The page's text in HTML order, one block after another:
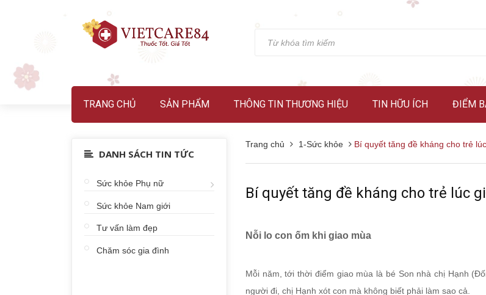
TRANG CHỦ SẢN PHẨM THÔNG TIN THƯƠNG HIỆU TIN HỮU ÍCH ĐIỂM
Trang chủ 1-Sức khỏe Bí quyết tăng đề kháng cho trẻ
Bí quyết tăng đề kháng cho trẻ lúc
Nỗi lo con ốm khi giao mùa
Mỗi năm, tới thời điểm giao mùa là bé Son nhà chị Hạnh
người đi, chị Hạnh xót con mà không biết phải làm sao cả.
DANH SÁCH TIN TỨC
Sức khỏe Phụ nữ
Sức khỏe Nam giới
Tư vấn làm đẹp
Chăm sóc gia đình